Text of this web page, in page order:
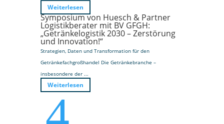
Weiterlesen
Symposium von Huesch & Partner
Logistikberater mit BV GFGH:
„Getränkelogistik 2030 – Zerstörung
und Innovation!“
Strategien, Daten und Transformation für den
Getränkefachgroßhandel Die Getränkebranche –
insbesondere der ...
Weiterlesen